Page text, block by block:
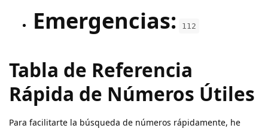
Emergencias: 112
Tabla de Referencia
Rápida de Números Útiles
Para facilitarte la búsqueda de números rápidamente, he